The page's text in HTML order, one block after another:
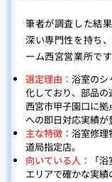
筆者が調査した結
深い専門性を持ち
ーム西宮営業所です
選定理由： 浴室のシ
化しており、部品の
西宮市甲子園口に
への即日対応実績が
主な特徴： 浴室修理
道局指定店。
向いている人：
「
エリアで確かな実績